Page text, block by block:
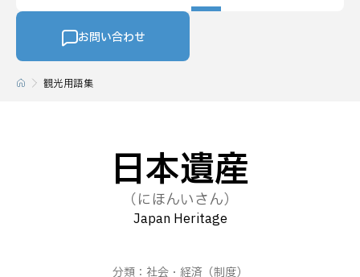
お問い合わせ
観光用語集
日本遺産
（にほんいさん）
Japan Heritage
分類： 社会・経済 （制度）